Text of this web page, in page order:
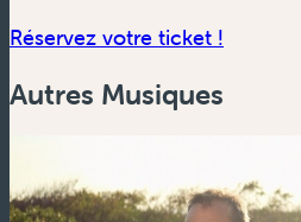
Réservez votre ticket !
Autres Musiques